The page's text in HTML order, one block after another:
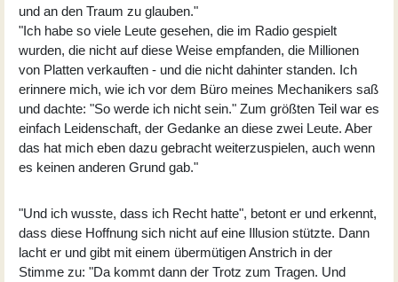
und an den Traum zu glauben."
"Ich habe so viele Leute gesehen, die im Radio gespielt
wurden, die nicht auf diese Weise empfanden, die Millionen
von Platten verkauften - und die nicht dahinter standen. Ich
erinnere mich, wie ich vor dem Büro meines Mechanikers saß
und dachte: "So werde ich nicht sein." Zum größten Teil war es
einfach Leidenschaft, der Gedanke an diese zwei Leute. Aber
das hat mich eben dazu gebracht weiterzuspielen, auch wenn
es keinen anderen Grund gab."
"Und ich wusste, dass ich Recht hatte", betont er und erkennt,
dass diese Hoffnung sich nicht auf eine Illusion stützte. Dann
lacht er und gibt mit einem übermütigen Anstrich in der
Stimme zu: "Da kommt dann der Trotz zum Tragen. Und